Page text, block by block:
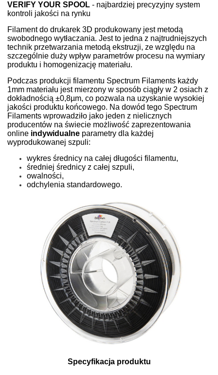
VERIFY YOUR SPOOL - najbardziej precyzyjny system
kontroli jakości na rynku
Filament do drukarek 3D produkowany jest metodą
swobodnego wytłaczania. Jest to jedna z najtrudniejszych
technik przetwarzania metodą ekstruzji, ze względu na
szczególnie duży wpływ parametrów procesu na wymiary
produktu i homogenizację materiału.
Podczas produkcji filamentu Spectrum Filaments każdy
1mm materiału jest mierzony w sposób ciągły w 2 osiach z
dokładnością ±0,8µm, co pozwala na uzyskanie wysokiej
jakości produktu końcowego. Na dowód tego Spectrum
Filaments wprowadziło jako jeden z nielicznych
producentów na świecie możliwość zaprezentowania
online indywidualne parametry dla każdej
wyprodukowanej szpuli:
wykres średnicy na całej długości filamentu,
średniej średnicy z całej szpuli,
owalności,
odchylenia standardowego.
Specyfikacja produktu